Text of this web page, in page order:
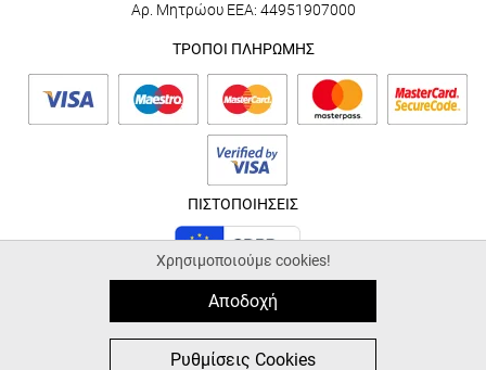
Αρ. Μητρώου ΕΕΑ: 44951907000
ΤΡΟΠΟΙ ΠΛΗΡΩΜΗΣ
ΠΙΣΤΟΠΟΙΗΣΕΙΣ
ALL-IN-ONE eCommerce Business Development by
Plushost.gr
Χρησιμοποιούμε cookies!
Αποδοχή
Ρυθμίσεις Cookies